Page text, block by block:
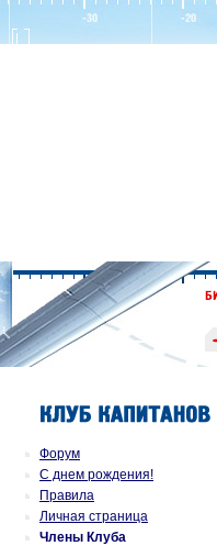
Форум
С днем рождения!
Правила
Личная страница
Члены Клуба